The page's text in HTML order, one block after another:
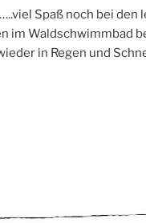
Spaß noch bei den
im Waldschwimmbad
in Regen und